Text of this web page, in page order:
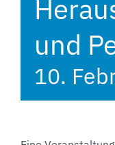
und
10.